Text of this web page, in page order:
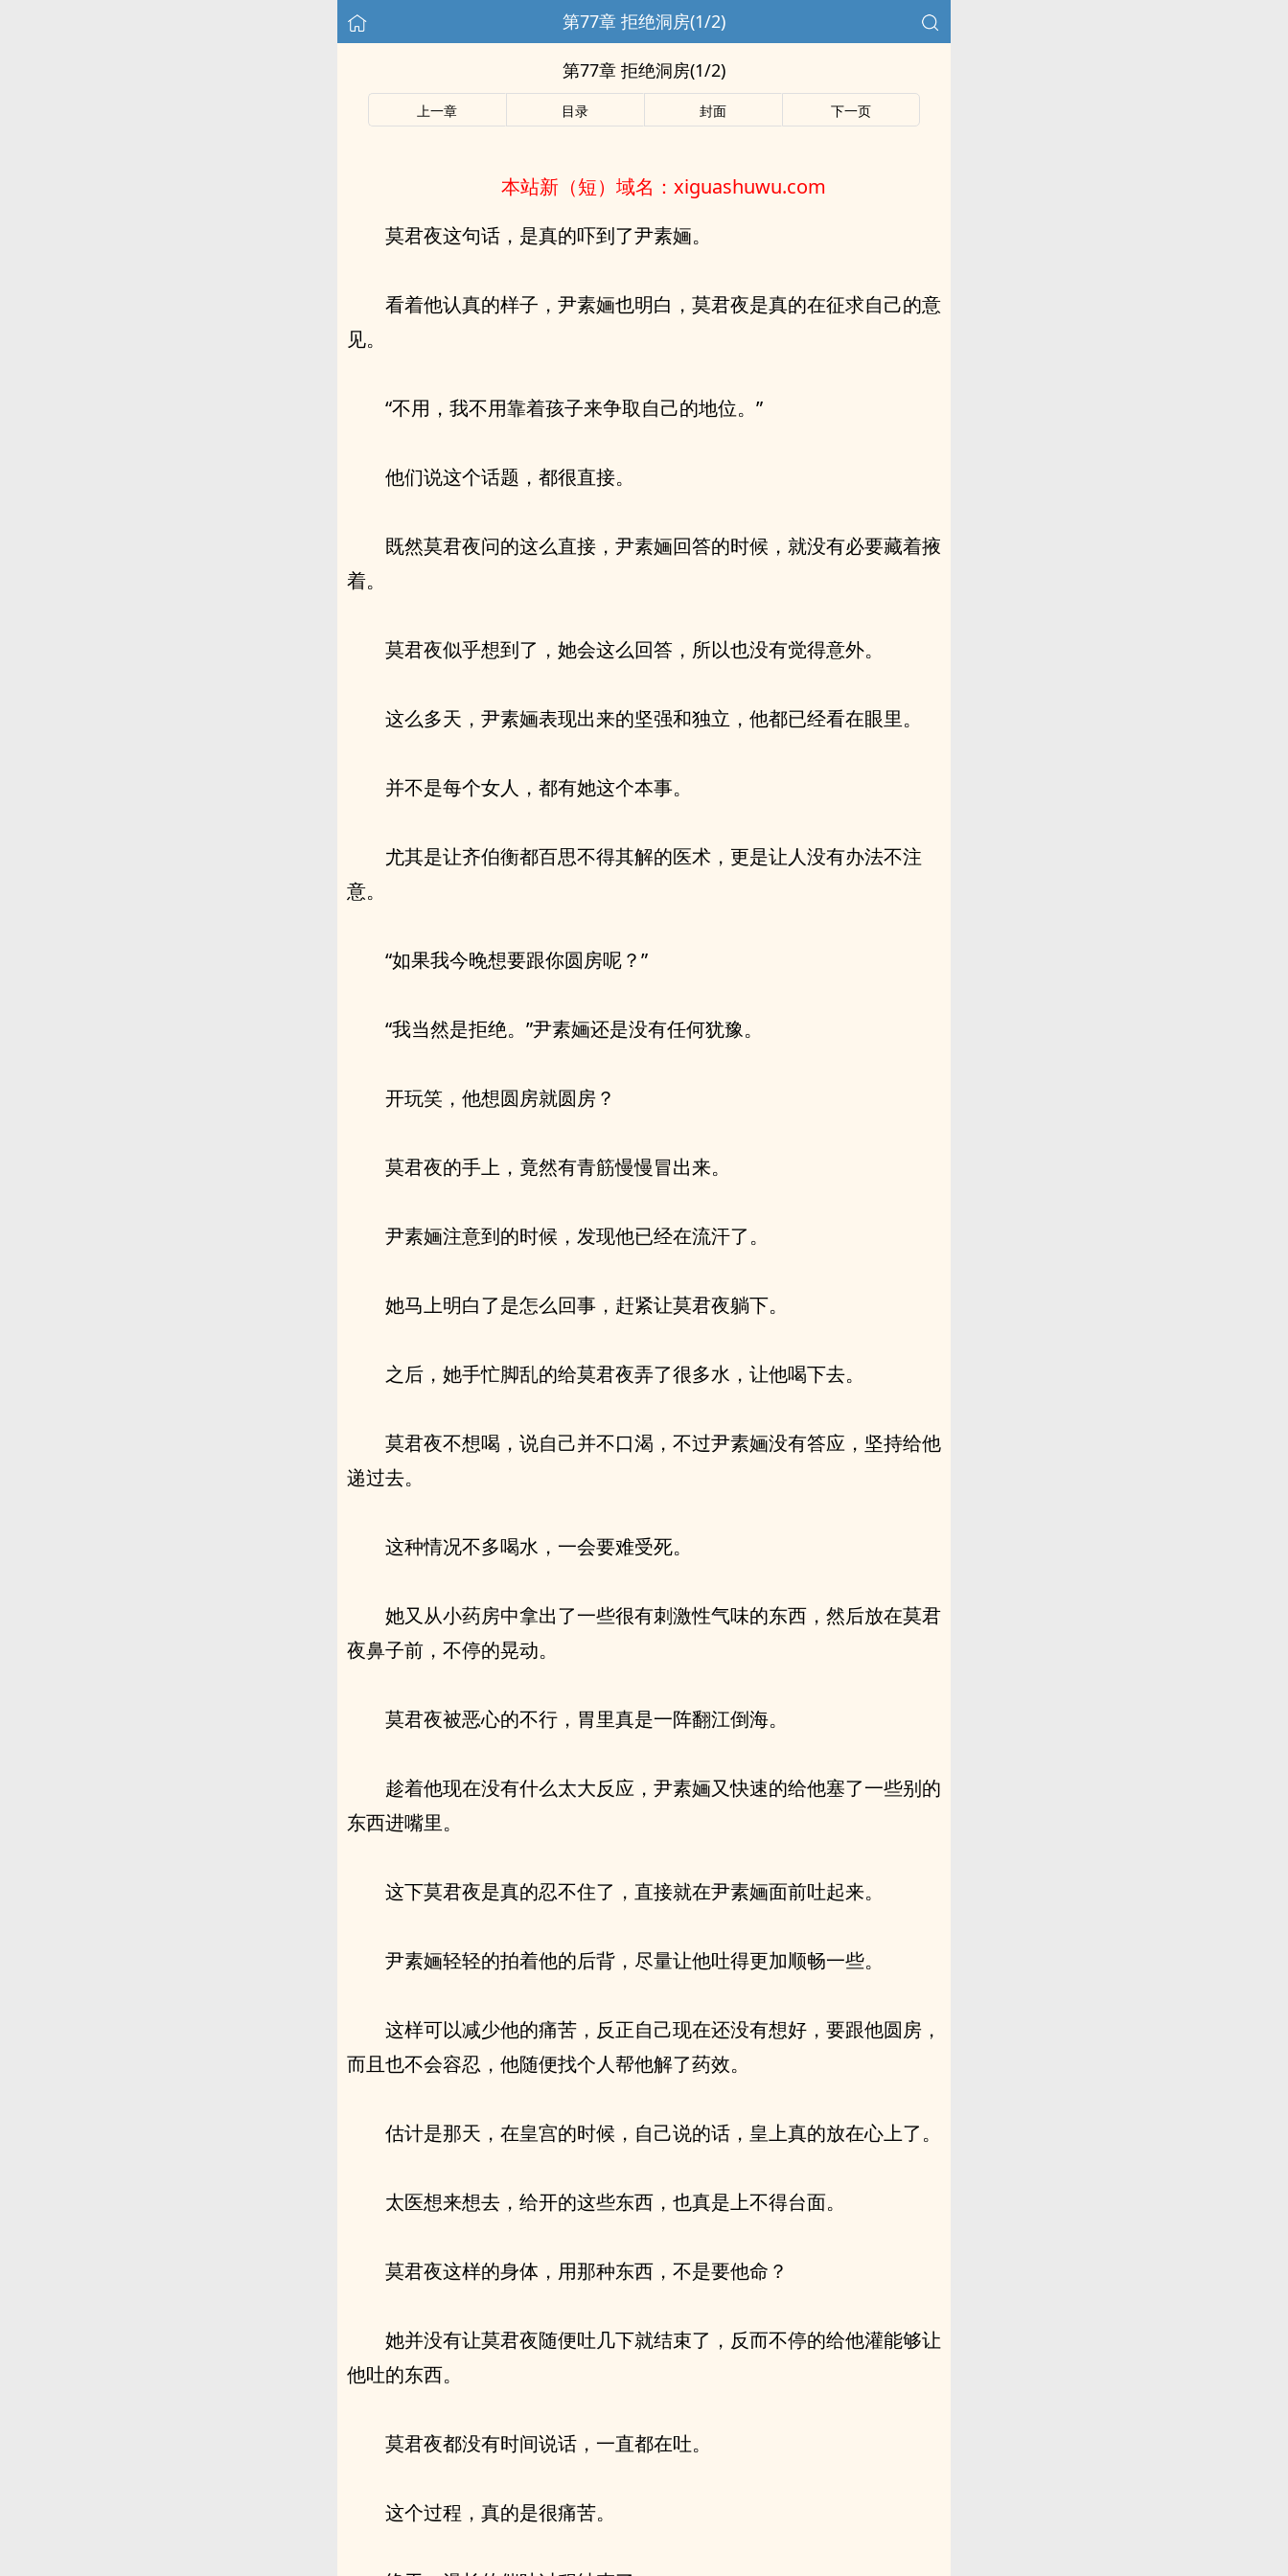
第77章 拒绝洞房(1/2)
第77章 拒绝洞房(1/2)
上一章 目录 封面 下一页
本站新（短）域名：xiguashuwu.com
莫君夜这句话，是真的吓到了尹素婳。
看着他认真的样子，尹素婳也明白，莫君夜是真的在征求自己的意
见。
“不用，我不用靠着孩子来争取自己的地位。”
他们说这个话题，都很直接。
既然莫君夜问的这么直接，尹素婳回答的时候，就没有必要藏着掖
着。
莫君夜似乎想到了，她会这么回答，所以也没有觉得意外。
这么多天，尹素婳表现出来的坚强和独立，他都已经看在眼里。
并不是每个女人，都有她这个本事。
尤其是让齐伯衡都百思不得其解的医术，更是让人没有办法不注
意。
“如果我今晚想要跟你圆房呢？”
“我当然是拒绝。”尹素婳还是没有任何犹豫。
开玩笑，他想圆房就圆房？
莫君夜的手上，竟然有青筋慢慢冒出来。
尹素婳注意到的时候，发现他已经在流汗了。
她马上明白了是怎么回事，赶紧让莫君夜躺下。
之后，她手忙脚乱的给莫君夜弄了很多水，让他喝下去。
莫君夜不想喝，说自己并不口渴，不过尹素婳没有答应，坚持给他
递过去。
这种情况不多喝水，一会要难受死。
她又从小药房中拿出了一些很有刺激性气味的东西，然后放在莫君
夜鼻子前，不停的晃动。
莫君夜被恶心的不行，胃里真是一阵翻江倒海。
趁着他现在没有什么太大反应，尹素婳又快速的给他塞了一些别的
东西进嘴里。
这下莫君夜是真的忍不住了，直接就在尹素婳面前吐起来。
尹素婳轻轻的拍着他的后背，尽量让他吐得更加顺畅一些。
这样可以减少他的痛苦，反正自己现在还没有想好，要跟他圆房，
而且也不会容忍，他随便找个人帮他解了药效。
估计是那天，在皇宫的时候，自己说的话，皇上真的放在心上了。
太医想来想去，给开的这些东西，也真是上不得台面。
莫君夜这样的身体，用那种东西，不是要他命？
她并没有让莫君夜随便吐几下就结束了，反而不停的给他灌能够让
他吐的东西。
莫君夜都没有时间说话，一直都在吐。
这个过程，真的是很痛苦。